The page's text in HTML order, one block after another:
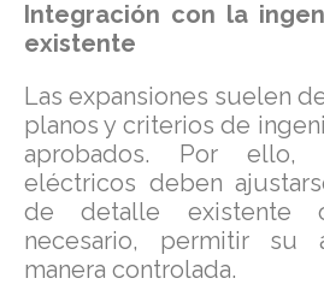
Integración con la
existente
Las expansiones suelen
planos y criterios de
aprobados. Por ello,
eléctricos deben
de detalle existente
necesario, permitir su
manera controlada.